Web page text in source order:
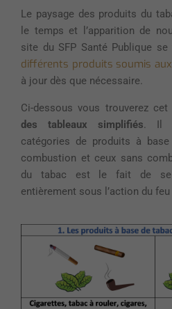
Le paysage des produits du
le temps et l’apparition de
site du SFP Santé Publique se
différents produits soumis
à jour dès que nécessaire.
Ci-dessous vous trouverez cet
des tableaux simplifiés. Il
catégories de produits à
combustion et ceux sans
du tabac est le fait de se
entièrement sous l’action du feu